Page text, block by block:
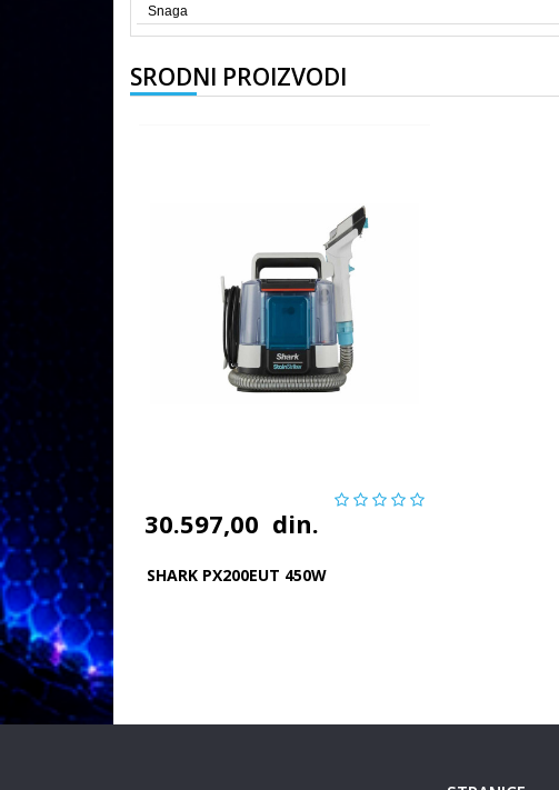
Snaga
SRODNI PROIZVODI
30.597,00 din.
SHARK PX200EUT 450W